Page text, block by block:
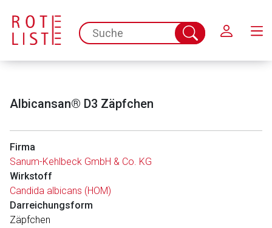
spc.search.input.placeholder
Suche
abschicken
Albicansan® D3 Zäpfchen
Firma
Sanum-Kehlbeck GmbH & Co. KG
Wirkstoff
Candida albicans (HOM)
Darreichungsform
Zäpfchen